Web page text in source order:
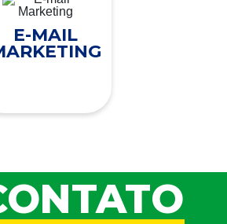
E-MAIL